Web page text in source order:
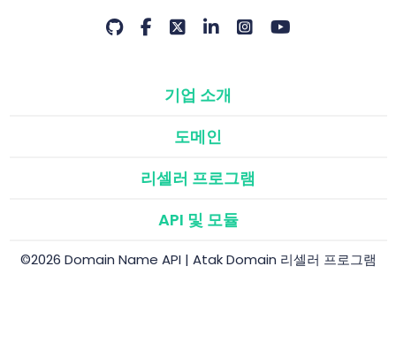
기업 소개
도메인
리셀러 프로그램
API 및 모듈
©2026 Domain Name API | Atak Domain 리셀러 프로그램